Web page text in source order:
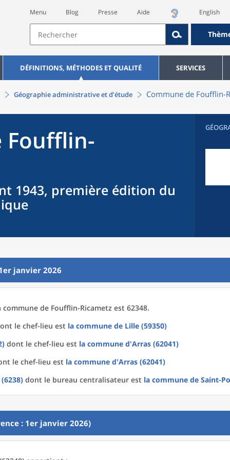
Menu Blog Presse Aide English
DÉFINITIONS, MÉTHODES ET QUALITÉ SERVICES
Géographie administrative et d’étude Commune de Foufflin-
Foufflin-
1943, première édition du
janvier 2026
commune de Foufflin-Ricametz est 62348.
le chef-lieu est la commune de Lille (59350)
dont le chef-lieu est la commune d'Arras (62041)
le chef-lieu est la commune d'Arras (62041)
dont le bureau centralisateur est la commune de Saint-
: 1er janvier 2026)